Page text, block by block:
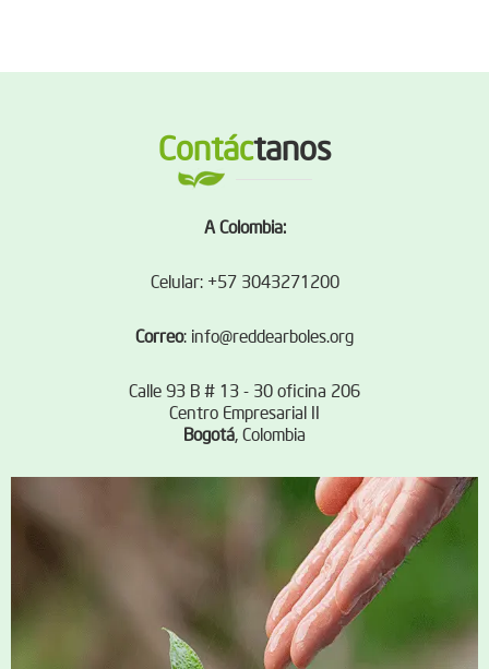
Contáctanos
A Colombia:
Celular: +57 3043271200
Correo: info@reddearboles.org
Calle 93 B # 13 - 30 oficina 206
Centro Empresarial II
Bogotá, Colombia